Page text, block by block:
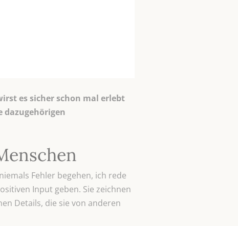
es sicher schon mal erlebt
dazugehörigen
Fehler begehen, ich rede
Input geben. Sie zeichnen
Details, die sie von anderen